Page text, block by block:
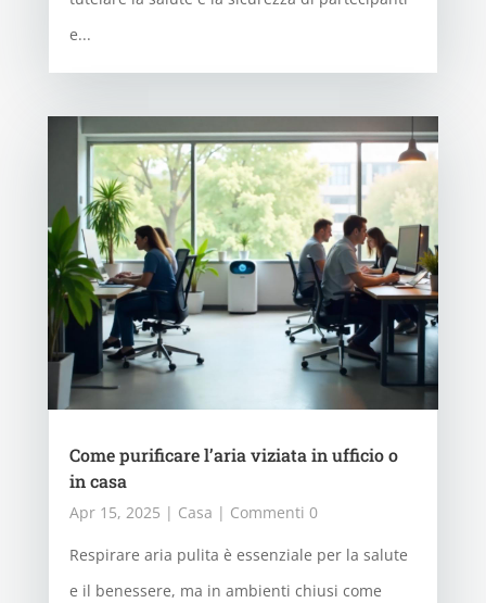
e...
Come purificare l’aria viziata in ufficio o
in casa
Apr 15, 2025 | Casa | Commenti 0
Respirare aria pulita è essenziale per la salute
e il benessere, ma in ambienti chiusi come